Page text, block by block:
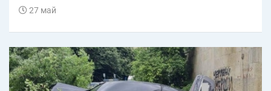
27 май